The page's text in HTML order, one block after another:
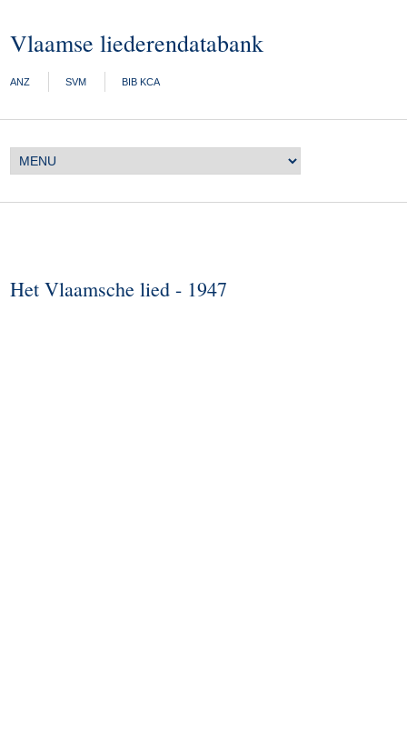
Vlaamse liederendatabank
ANZ SVM BIB KCA
Het Vlaamsche lied - 1947